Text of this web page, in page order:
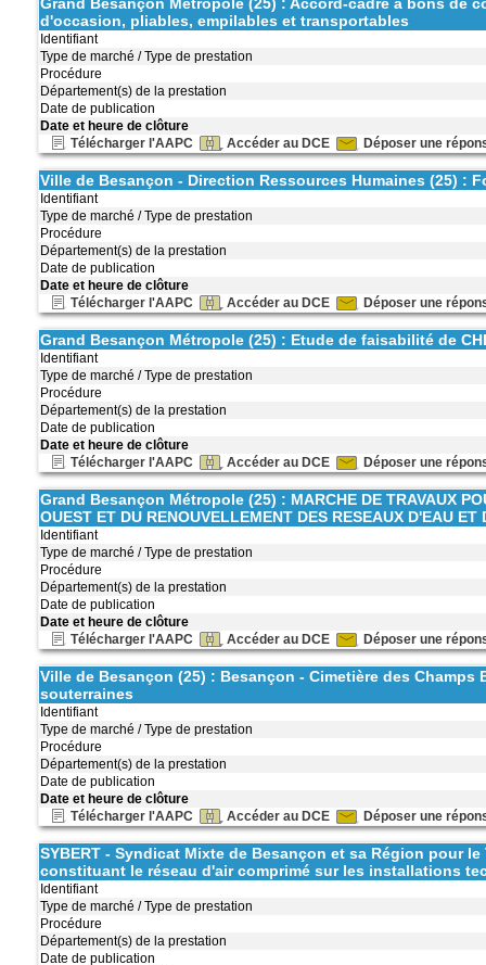
d'occasion, pliables, empilables et transportables
Identifiant
Type de marché / Type de prestation
Procédure
Département(s) de la prestation
Date de publication
Date et heure de clôture
Télécharger l'AAPC
Accéder au DCE Déposer une
Ville de Besançon - Direction Ressources Humaines (25) :
Identifiant
Type de marché / Type de prestation
Procédure
Département(s) de la prestation
Date de publication
Date et heure de clôture
Télécharger l'AAPC
Accéder au DCE Déposer une
Grand Besançon Métropole (25) : Etude de faisabilité de
Identifiant
Type de marché / Type de prestation
Procédure
Département(s) de la prestation
Date de publication
Date et heure de clôture
Télécharger l'AAPC
Accéder au DCE Déposer une
Grand Besançon Métropole (25) : MARCHE DE TRAVAUX
OUEST ET DU RENOUVELLEMENT DES RESEAUX D'EAU
Identifiant
Type de marché / Type de prestation
Procédure
Département(s) de la prestation
Date de publication
Date et heure de clôture
Télécharger l'AAPC
Accéder au DCE Déposer une
Ville de Besançon (25) : Besançon - Cimetière des
souterraines
Identifiant
Type de marché / Type de prestation
Procédure
Département(s) de la prestation
Date de publication
Date et heure de clôture
Télécharger l'AAPC
Accéder au DCE Déposer une
SYBERT - Syndicat Mixte de Besançon et sa Région pour
constituant le réseau d'air comprimé sur les installations
Identifiant
Type de marché / Type de prestation
Procédure
Département(s) de la prestation
Date de publication